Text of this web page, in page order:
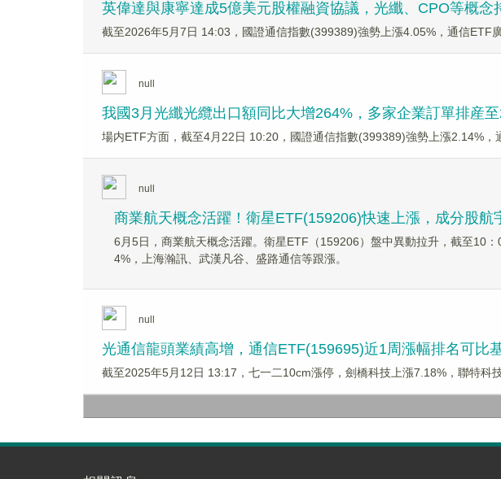
英偉達與康寧達成5億美元股權融資協議，光纖、CPO等概
截至2026年5月7日 14:03，國證通信指數(399389)強勢上漲4.05%，通信ETF
null
我國3月光纖光纜出口額同比大增264%，多家企業訂單排産
場内ETF方面，截至4月22日 10:20，國證通信指數(399389)強勢上漲2.14%
null
商業航天概念活躍！衛星ETF(159206)快速上漲，成分股航
6月5日，商業航天概念活躍。衛星ETF（159206）盤中異動拉升，截至10
4%，上海瀚訊、武漢凡谷、盛路通信等跟漲。
null
光通信龍頭業績高增，通信ETF(159695)近1周漲幅排名可比
截至2025年5月12日 13:17，七一二10cm漲停，劍橋科技上漲7.18%，聯特科